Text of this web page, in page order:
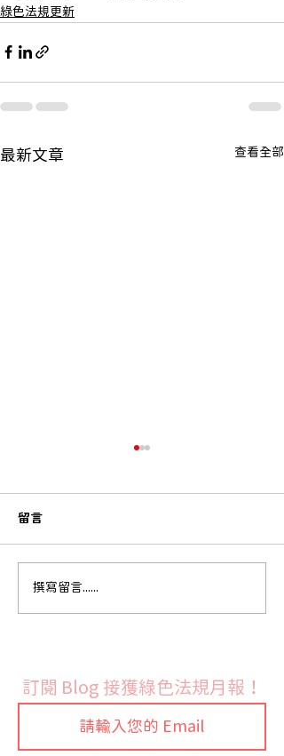
綠色法規更新
最新文章 查看全部
法國9月份開始實施PFAS
禁令
留言
撰寫留言......
訂閱 Blog 接獲綠色法規月報！